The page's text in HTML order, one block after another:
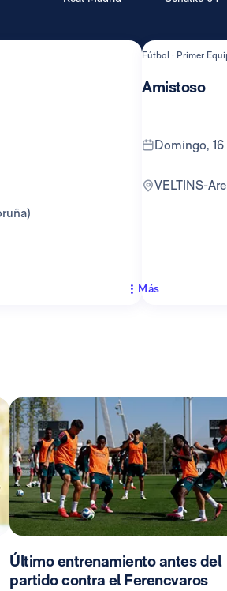
Fútbol · Primer
Amistoso
domingo,
VELTINS-
Más
Último entrenamiento antes del
partido contra el Ferencvaros